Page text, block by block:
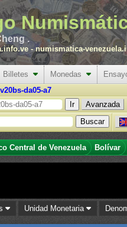
.
-numismatica-
Billetes Monedas
da05-a7
Avanzada
Central de Venezuela Bolívar
Unidad Monetaria